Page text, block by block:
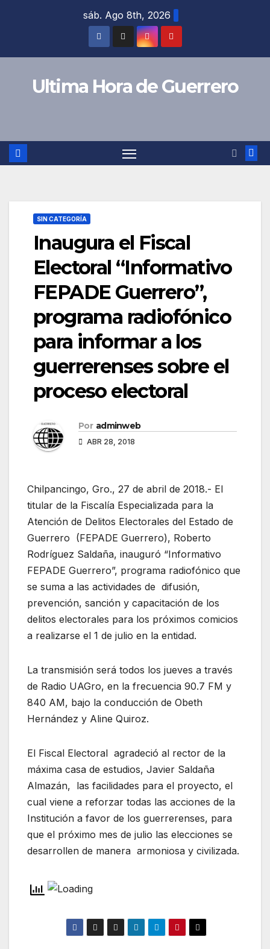
sáb. Ago 8th, 2026
Ultima Hora de Guerrero
SIN CATEGORÍA
Inaugura el Fiscal
Electoral “Informativo
FEPADE Guerrero”,
programa radiofónico
para informar a los
guerrerenses sobre el
proceso electoral
Por adminweb
ABR 28, 2018
Chilpancingo, Gro., 27 de abril de 2018.- El
titular de la Fiscalía Especializada para la
Atención de Delitos Electorales del Estado de
Guerrero (FEPADE Guerrero), Roberto
Rodríguez Saldaña, inauguró “Informativo
FEPADE Guerrero”, programa radiofónico que
se suma a las actividades de difusión,
prevención, sanción y capacitación de los
delitos electorales para los próximos comicios
a realizarse el 1 de julio en la entidad.
La transmisión será todos los jueves a través
de Radio UAGro, en la frecuencia 90.7 FM y
840 AM, bajo la conducción de Obeth
Hernández y Aline Quiroz.
El Fiscal Electoral agradeció al rector de la
máxima casa de estudios, Javier Saldaña
Almazán, las facilidades para el proyecto, el
cual viene a reforzar todas las acciones de la
Institución a favor de los guerrerenses, para
que el próximo mes de julio las elecciones se
desarrollen de manera armoniosa y civilizada.